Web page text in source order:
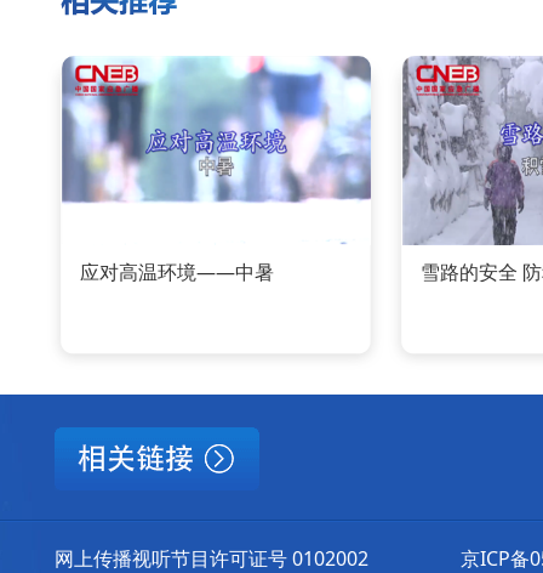
应对高温环境——中暑 雪路的安全
网上传播视听节目许可证号 0102002 京ICP备